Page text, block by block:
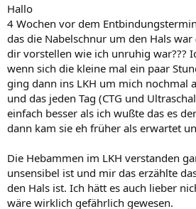
Hallo
4 Wochen vor dem
das die Nabelschnur um den Hals
dir vorstellen wie ich unruhig war???
wenn sich die kleine mal ein paar
ging dann ins LKH um mich nochmal
und das jeden Tag (CTG und
einfach besser als ich wußte das es
dann kam sie eh früher als erwartet
Die Hebammen im LKH verstanden
unsensibel ist und mir das erzählte
den Hals ist. Ich hätt es auch lieber
wäre wirklich gefährlich gewesen.